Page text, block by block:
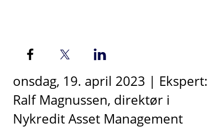
onsdag, 19. april 2023 | Ekspert:
Ralf Magnussen, direktør i
Nykredit Asset Management